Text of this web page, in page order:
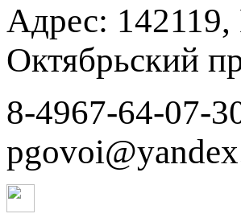
Адрес: 142119,
Октябрьский
8-4967-64-07-